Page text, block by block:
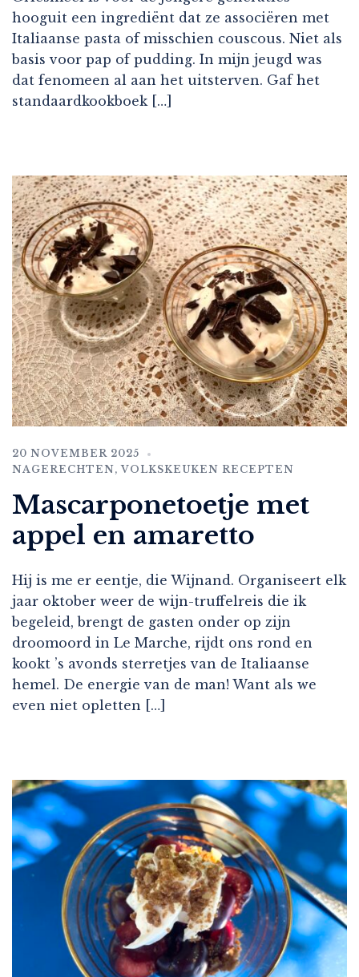
hooguit een ingrediënt dat ze associëren met
Italiaanse pasta of misschien couscous. Niet als
basis voor pap of pudding. In mijn jeugd was
dat fenomeen al aan het uitsterven. Gaf het
standaardkookboek […]
20 NOVEMBER 2025
NAGERECHTEN,VOLKSKEUKEN RECEPTEN
Mascarponetoetje met
appel en amaretto
Hij is me er eentje, die Wijnand. Organiseert elk
jaar oktober weer de wijn-truffelreis die ik
begeleid, brengt de gasten onder op zijn
droomoord in Le Marche, rijdt ons rond en
kookt ’s avonds sterretjes van de Italiaanse
hemel. De energie van de man! Want als we
even niet opletten […]